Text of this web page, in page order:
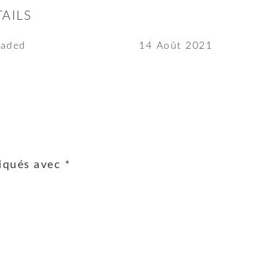
14 Août 2021
avec *